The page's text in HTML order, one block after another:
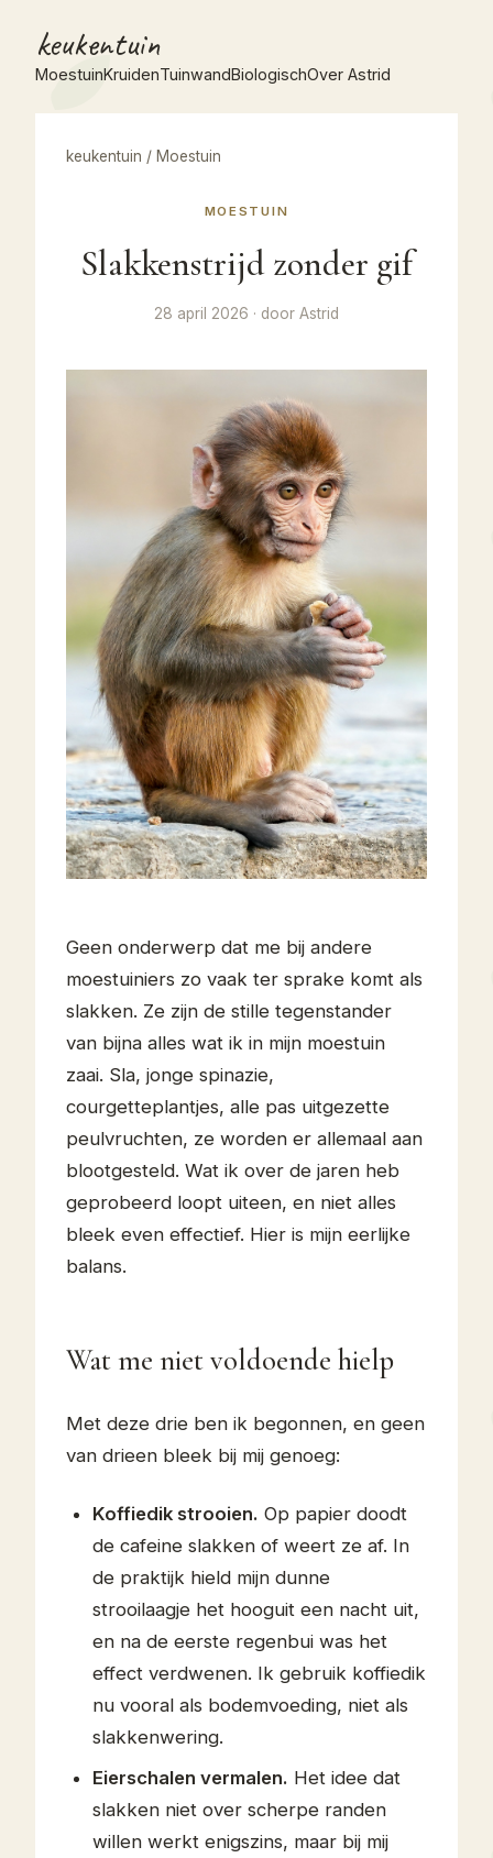
keukentuin
MoestuinKruidenTuinwandBiologischOver Astrid
keukentuin / Moestuin
MOESTUIN
Slakkenstrijd zonder gif
28 april 2026 · door Astrid
Geen onderwerp dat me bij andere
moestuiniers zo vaak ter sprake komt als
slakken. Ze zijn de stille tegenstander
van bijna alles wat ik in mijn moestuin
zaai. Sla, jonge spinazie,
courgetteplantjes, alle pas uitgezette
peulvruchten, ze worden er allemaal aan
blootgesteld. Wat ik over de jaren heb
geprobeerd loopt uiteen, en niet alles
bleek even effectief. Hier is mijn eerlijke
balans.
Wat me niet voldoende hielp
Met deze drie ben ik begonnen, en geen
van drieen bleek bij mij genoeg:
Koffiedik strooien. Op papier doodt
de cafeine slakken of weert ze af. In
de praktijk hield mijn dunne
strooilaagje het hooguit een nacht uit,
en na de eerste regenbui was het
effect verdwenen. Ik gebruik koffiedik
nu vooral als bodemvoeding, niet als
slakkenwering.
Eierschalen vermalen. Het idee dat
slakken niet over scherpe randen
willen werkt enigszins, maar bij mij